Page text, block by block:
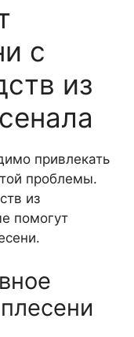
с
из
привлекать
проблемы.
из
помогут